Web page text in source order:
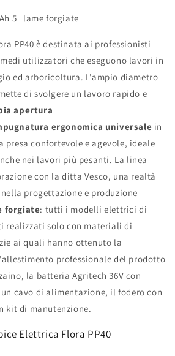
5 lame forgiate
PP40 è destinata ai professionisti
utilizzatori che eseguono lavori in
ed arboricoltura. L’ampio diametro
di svolgere un lavoro rapido e
apertura
ergonomica universale in
presa confortevole e agevole, ideale
nei lavori più pesanti. La linea
con la ditta Vesco, una realtà
progettazione e produzione
forgiate: tutti i modelli elettrici di
realizzati solo con materiali di
ai quali hanno ottenuto la
professionale del prodotto
la batteria Agritech 36V con
cavo di alimentazione, il fodero con
kit di manutenzione.
Elettrica Flora PP40